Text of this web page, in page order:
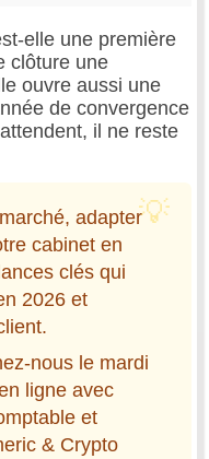
elle une première
clôture une
ouvre aussi une
de convergence
il ne reste
adapter
cabinet en
clés qui
2026 et
nous le mardi
ligne avec
et
& Crypto